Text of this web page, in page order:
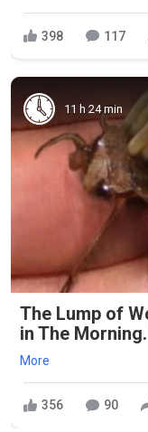
398 117
11 h 24 min
The Lump of
in The
More
356 90